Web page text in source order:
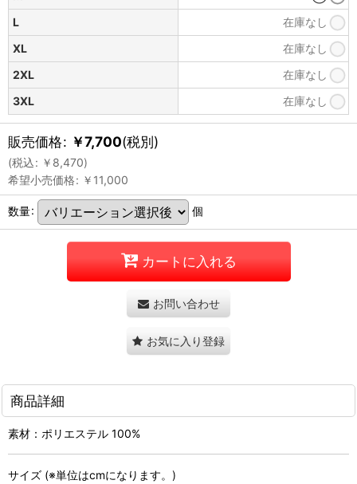
L
在庫なし
XL
在庫なし
2XL
在庫なし
3XL
在庫なし
販売価格: ￥7,700(税別)
(税込: ￥ 8,470)
希望小売価格: ￥ 11,000
数量: 個
カートに入れる
お問い合わせ
お気に入り登録
商品詳細
素材：ポリエステル 100%
サイズ (※単位はcmになります。)